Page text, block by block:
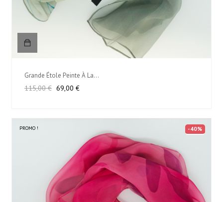
Grande Étole Peinte À La...
Prix
115,00 € Prix
69,00 €
PROMO ! -40%